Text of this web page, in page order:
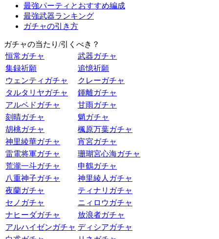
最強パーティとおすすめ編成
最強武器ランキング
ガチャの引き方
ガチャの当たり/引くべき？
恒常ガチャ
武器ガチャ
集録祈願
追憶祈願
ウェンティガチャ
クレーガチャ
タルタリヤガチャ
鍾離ガチャ
アルベドガチャ
甘雨ガチャ
刻晴ガチャ
魈ガチャ
胡桃ガチャ
楓原万葉ガチャ
神里綾華ガチャ
宵宮ガチャ
雷電将軍ガチャ
珊瑚宮心海ガチャ
荒瀧一斗ガチャ
申鶴ガチャ
八重神子ガチャ
神里綾人ガチャ
夜蘭ガチャ
ティナリガチャ
セノガチャ
ニィロウガチャ
ナヒーダガチャ
放浪者ガチャ
アルハイゼンガチャ ディシアガチャ